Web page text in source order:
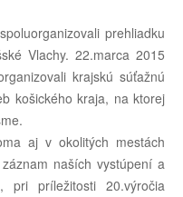
prehliadku
Vlachy. 22.marca 2015
krajskú súťažnú
košického kraja, na ktorej
aj v okolitých mestách
naších vystúpení a
príležitosti 20.výročia